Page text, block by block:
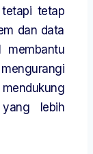
tetap
dan data
yang lebih